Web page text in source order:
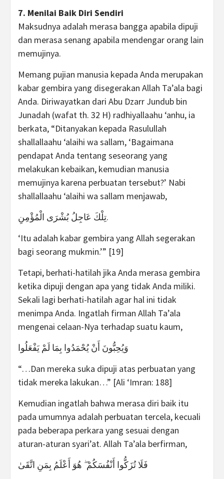
7. Menilai Baik Diri Sendiri
Maksudnya adalah merasa bangga apabila dipuji
dan merasa senang apabila mendengar orang lain
memujinya.
Memang pujian manusia kepada Anda merupakan
kabar gembira yang disegerakan Allah Ta’ala bagi
Anda. Diriwayatkan dari Abu Dzarr Jundub bin
Junadah (wafat th. 32 H) radhiyallaahu ‘anhu, ia
berkata, “Ditanyakan kepada Rasulullah
shallallaahu ‘alaihi wa sallam, ‘Bagaimana
pendapat Anda tentang seseorang yang
melakukan kebaikan, kemudian manusia
memujinya karena perbuatan tersebut?’ Nabi
shallallaahu ‘alaihi wa sallam menjawab,
تِلْكَ عَاجِلُ بُشْرَى الْمُؤْمِنِ.
‘Itu adalah kabar gembira yang Allah segerakan
bagi seorang mukmin.’” [19]
Tetapi, berhati-hatilah jika Anda merasa gembira
ketika dipuji dengan apa yang tidak Anda miliki.
Sekali lagi berhati-hatilah agar hal ini tidak
menimpa Anda. Ingatlah firman Allah Ta’ala
mengenai celaan-Nya terhadap suatu kaum,
وَيُحِبُّونَ أَنْ يُحْمَدُوا بِمَا لَمْ يَفْعَلُوا
“…Dan mereka suka dipuji atas perbuatan yang
tidak mereka lakukan…” [Ali ‘Imran: 188]
Kemudian ingatlah bahwa merasa diri baik itu
pada umumnya adalah perbuatan tercela, kecuali
pada beberapa perkara yang sesuai dengan
aturan-aturan syari’at. Allah Ta’ala berfirman,
فَلَا تُزَكُّوا أَنْفُسَكُمْ ۖ هُوَ أَعْلَمُ بِمَنِ اتَّقَىٰ